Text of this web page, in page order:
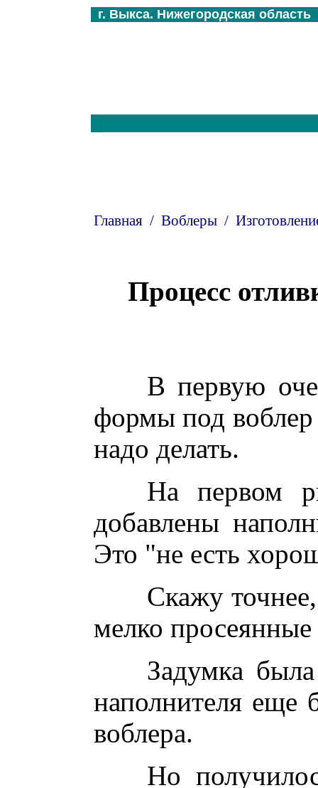
г. Выкса. Нижегородская область
Главная/ Воблеры/
Процесс
В первую
формы под воблер
надо делать.
На первом
добавлены
Это "не есть
Скажу
мелко просеянные
Задумка
наполнителя еще
воблера.
Но